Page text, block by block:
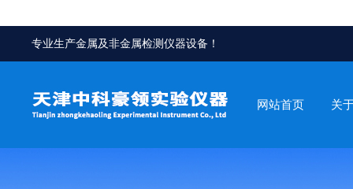
专业生产金属及非金属检测仪器设备！
网站首页 关